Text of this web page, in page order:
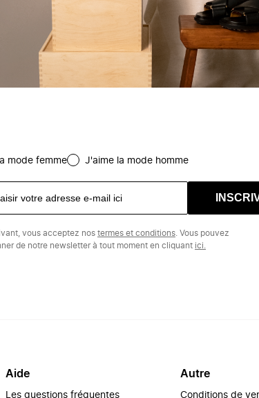
mode femme J'aime la mode homme
vous acceptez nos termes et conditions . Vous pouvez
de notre newsletter à tout moment en cliquant ici.
Aide
Les questions fréquentes
Autre
Conditions de